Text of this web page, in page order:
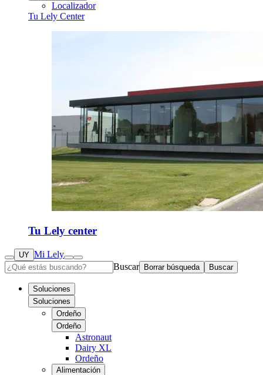
Localizador
Tu Lely Center
Tu Lely center
UY Mi Lely
Buscar
Borrar búsqueda Buscar
Soluciones
Soluciones
Ordeño
Ordeño
Astronaut
Dairy XL
Ordeño
Alimentación